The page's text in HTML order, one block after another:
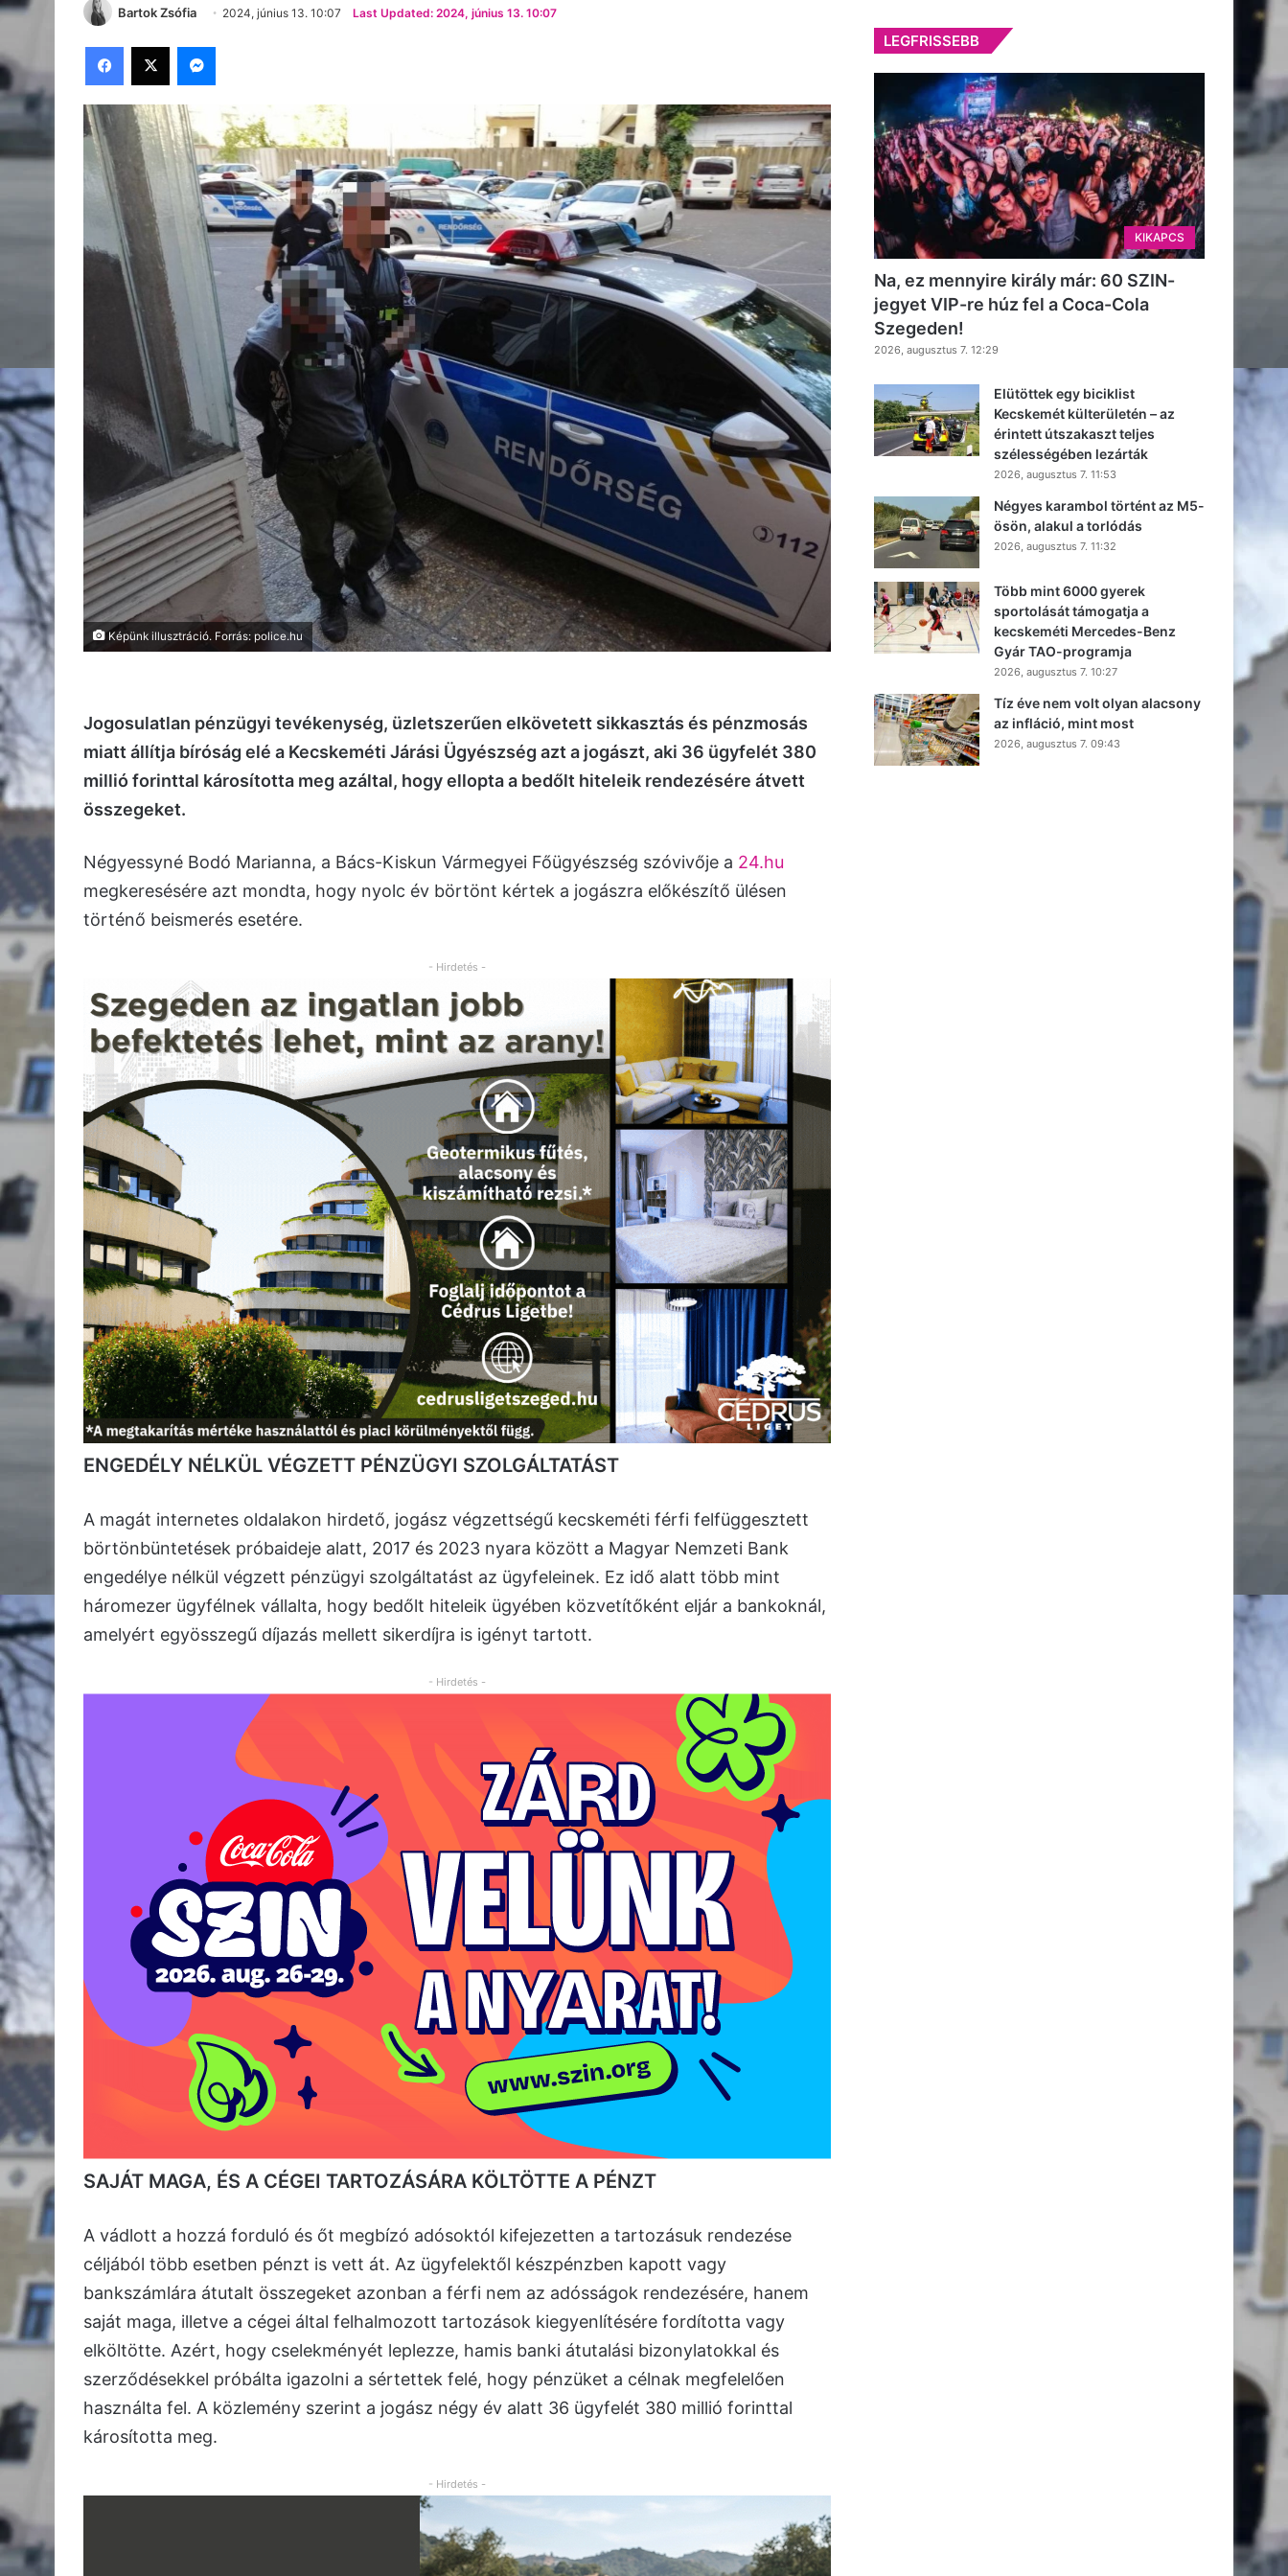
Bartok Zsófia 2024, június 13. 10:07 Last Updated: 2024, június 13. 10:07
Facebook
X Messenger
Képünk illusztráció. Forrás: police.hu
Jogosulatlan pénzügyi tevékenység, üzletszerűen elkövetett sikkasztás és pénzmosás
miatt állítja bíróság elé a Kecskeméti Járási Ügyészség azt a jogászt, aki 36 ügyfelét 380
millió forinttal károsította meg azáltal, hogy ellopta a bedőlt hiteleik rendezésére átvett
összegeket.
Négyessyné Bodó Marianna, a Bács-Kiskun Vármegyei Főügyészség szóvivője a 24.hu
megkeresésére azt mondta, hogy nyolc év börtönt kértek a jogászra előkészítő ülésen
történő beismerés esetére.
- Hirdetés -
ENGEDÉLY NÉLKÜL VÉGZETT PÉNZÜGYI SZOLGÁLTATÁST
A magát internetes oldalakon hirdető, jogász végzettségű kecskeméti férfi felfüggesztett
börtönbüntetések próbaideje alatt, 2017 és 2023 nyara között a Magyar Nemzeti Bank
engedélye nélkül végzett pénzügyi szolgáltatást az ügyfeleinek. Ez idő alatt több mint
háromezer ügyfélnek vállalta, hogy bedőlt hiteleik ügyében közvetítőként eljár a bankoknál,
amelyért egyösszegű díjazás mellett sikerdíjra is igényt tartott.
- Hirdetés -
SAJÁT MAGA, ÉS A CÉGEI TARTOZÁSÁRA KÖLTÖTTE A PÉNZT
A vádlott a hozzá forduló és őt megbízó adósoktól kifejezetten a tartozásuk rendezése
céljából több esetben pénzt is vett át. Az ügyfelektől készpénzben kapott vagy
bankszámlára átutalt összegeket azonban a férfi nem az adósságok rendezésére, hanem
saját maga, illetve a cégei által felhalmozott tartozások kiegyenlítésére fordította vagy
elköltötte. Azért, hogy cselekményét leplezze, hamis banki átutalási bizonylatokkal és
szerződésekkel próbálta igazolni a sértettek felé, hogy pénzüket a célnak megfelelően
használta fel. A közlemény szerint a jogász négy év alatt 36 ügyfelét 380 millió forinttal
károsította meg.
- Hirdetés -
LEGFRISSEBB
KIKAPCS
Na, ez mennyire király már: 60 SZIN-
jegyet VIP-re húz fel a Coca-Cola
Szegeden!
2026, augusztus 7. 12:29
Elütöttek egy biciklist
Kecskemét külterületén – az
érintett útszakaszt teljes
szélességében lezárták
2026, augusztus 7. 11:53
Négyes karambol történt az M5-
ösön, alakul a torlódás
2026, augusztus 7. 11:32
Több mint 6000 gyerek
sportolását támogatja a
kecskeméti Mercedes-Benz
Gyár TAO-programja
2026, augusztus 7. 10:27
Tíz éve nem volt olyan alacsony
az infláció, mint most
2026, augusztus 7. 09:43